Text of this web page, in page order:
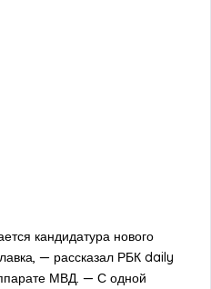
кандидатура нового
— рассказал РБК daily
МВД. — С одной